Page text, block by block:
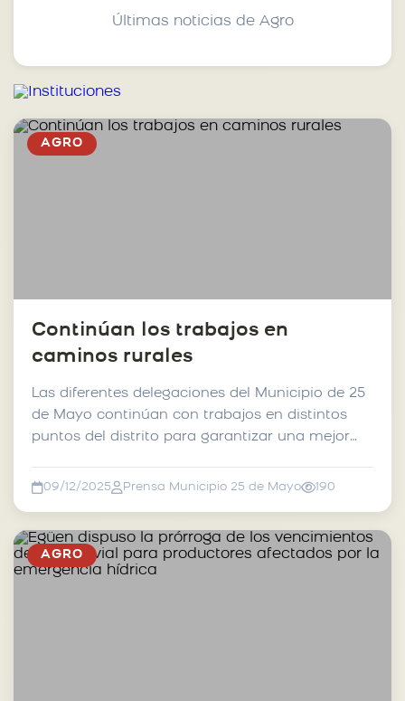
Últimas noticias de Agro
AGRO
Continúan los trabajos en
caminos rurales
Las diferentes delegaciones del Municipio de 25
de Mayo continúan con trabajos en distintos
puntos del distrito para garantizar una mejor
09/12/2025 Prensa Municipio 25 de Mayo 190
AGRO